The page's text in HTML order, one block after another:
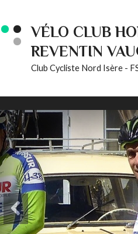
VÉLO CLUB
REVENTIN
Club Cycliste Nord Isère -